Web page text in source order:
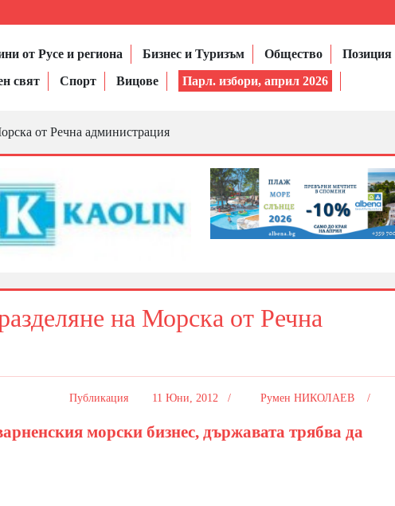
от Русе и региона Бизнес и Туризъм Общество Позиция
свят
Спорт Вицове Парл. избори, април 2026
от Речна администрация
на Морска от Речна
Публикация 11 Юни, 2012 / Румен НИКОЛАЕВ /
морски бизнес, държавата трябва да